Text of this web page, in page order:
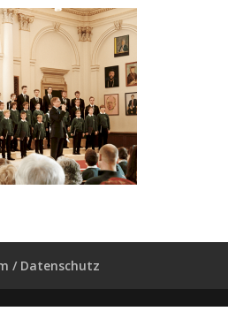
/ Datenschutz